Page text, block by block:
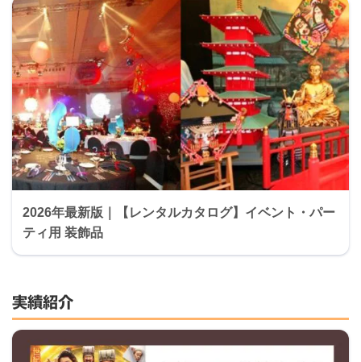
2026年最新版｜【レンタルカタログ】イベント・パー
ティ用 装飾品
実績紹介